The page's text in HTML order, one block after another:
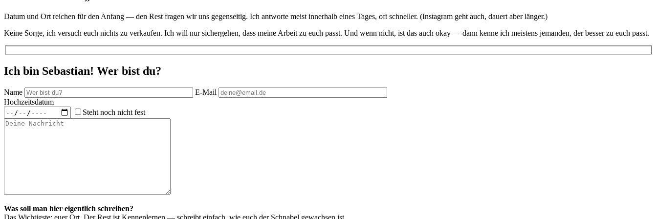
Datum und Ort reichen für den Anfang — den Rest fragen wir uns gegenseitig. Ich antworte meist innerhalb eines Tages, oft schneller. (Instagram geht auch, dauert aber länger.)
Keine Sorge, ich versuch euch nichts zu verkaufen. Ich will nur sichergehen, dass meine Arbeit zu euch passt. Und wenn nicht, ist das auch okay — dann kenne ich meistens jemanden, der besser zu euch passt.
Ich bin Sebastian! Wer bist du?
Name
E-Mail
Hochzeitsdatum
Steht noch nicht fest
Was soll man hier eigentlich schreiben?
Das Wichtigste: euer Ort. Der Rest ist Kennenlernen — schreibt einfach, wie euch der Schnabel gewachsen ist.